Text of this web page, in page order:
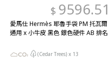
$ 9596.51
愛馬仕 Hermès 耶魯手袋 PM 托瓦爾
通用 x 小牛皮 黑色 銀色硬件 AB 排名
(Cedar Trees) x 13